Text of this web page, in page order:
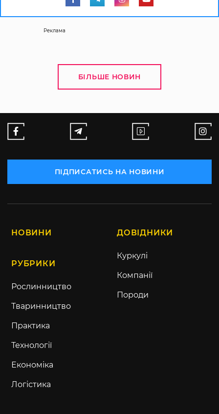
Реклама
БІЛЬШЕ НОВИН
ПІДПИСАТИСЬ НА НОВИНИ
НОВИНИ
РУБРИКИ
Рослинництво
Тваринництво
Практика
Технології
Економіка
Логістика
ДОВІДНИКИ
Куркулі
Компанії
Породи